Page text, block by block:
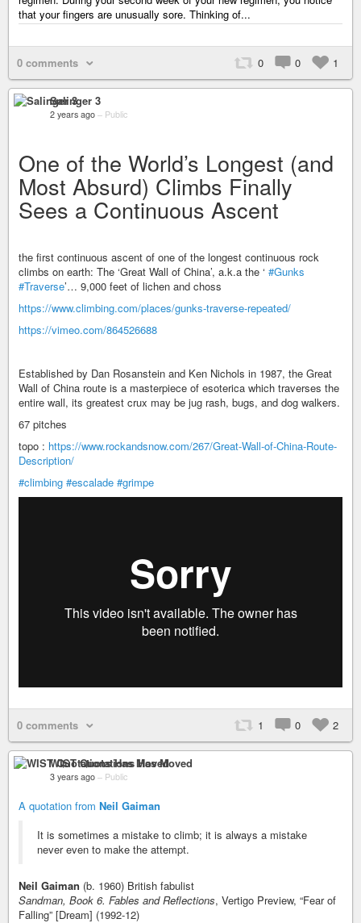
that your fingers are unusually sore. Thinking of...
0 comments 0 0 1
Salinger 3
2 years ago – Public
One of the World’s Longest (and
Most Absurd) Climbs Finally
Sees a Continuous Ascent
the first continuous ascent of one of the longest continuous rock
climbs on earth: The ‘Great Wall of China’, a.k.a the ‘ #Gunks
#Traverse’… 9,000 feet of lichen and choss
https://www.climbing.com/places/gunks-traverse-repeated/
https://vimeo.com/864526688
Established by Dan Rosanstein and Ken Nichols in 1987, the Great
Wall of China route is a masterpiece of esoterica which traverses the
entire wall, its greatest crux may be jug rash, bugs, and dog walkers.
67 pitches
topo : https://www.rockandsnow.com/267/Great-Wall-of-China-Route-
Description/
#climbing #escalade #grimpe
0 comments 1 0 2
WIST Quotations Has Moved
3 years ago – Public
A quotation from Neil Gaiman
It is sometimes a mistake to climb; it is always a mistake
never even to make the attempt.
Neil Gaiman (b. 1960) British fabulist
Sandman, Book 6. Fables and Reflections, Vertigo Preview, “Fear of
Falling” [Dream] (1992-12)